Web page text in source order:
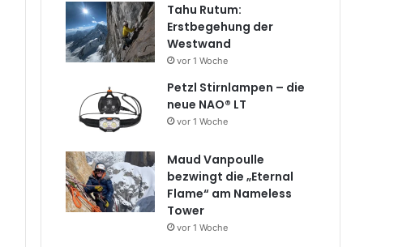
Tahu Rutum:
Erstbegehung der
Westwand
vor 1 Woche
Petzl Stirnlampen – die
neue NAO® LT
vor 1 Woche
Maud Vanpoulle
bezwingt die „Eternal
Flame“ am Nameless
Tower
vor 1 Woche